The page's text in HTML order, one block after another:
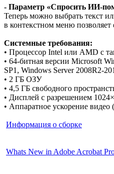
- Параметр «Спросить ИИ-
Теперь можно выбрать текст
в контекстном меню
Системные требования:
• Процессор Intel или AMD с
• 64-битная версии Microsoft
SP1, Windows Server 2008R2-
• 2 ГБ ОЗУ
• 4,5 ГБ свободного
• Дисплей с разрешением
• Аппаратное ускорение видео
Информация о сборке
Whats New in Adobe Acrobat